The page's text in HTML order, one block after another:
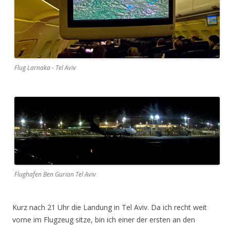
Flug Larnaka - Tel Aviv
Flughafen Ben Gurion Tel Aviv
Kurz nach 21 Uhr die Landung in Tel Aviv. Da ich recht weit
vorne im Flugzeug sitze, bin ich einer der ersten an den